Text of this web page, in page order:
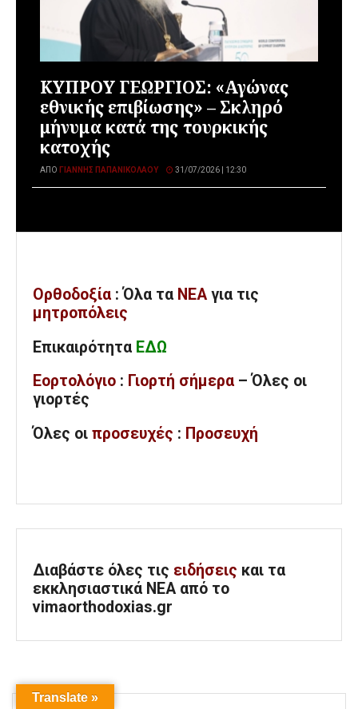
ΚΥΠΡΟΥ ΓΕΩΡΓΙΟΣ: «Αγώνας
εθνικής επιβίωσης» – Σκληρό
μήνυμα κατά της τουρκικής
κατοχής
ΑΠΌ ΓΙΆΝΝΗΣ ΠΑΠΑΝΙΚΟΛΆΟΥ 31/07/2026 | 12:30
Ορθοδοξία : Όλα τα ΝΕΑ για τις
μητροπόλεις
Επικαιρότητα ΕΔΩ
Εορτολόγιο : Γιορτή σήμερα – Όλες οι
γιορτές
Όλες οι προσευχές : Προσευχή
Διαβάστε όλες τις ειδήσεις και τα
εκκλησιαστικά ΝΕΑ από το
vimaorthodoxias.gr
Translate »